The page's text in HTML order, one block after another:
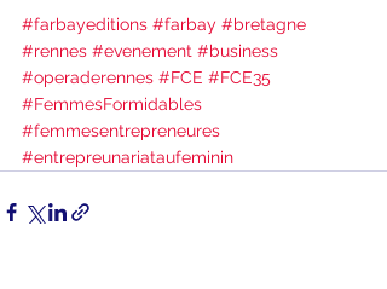
#farbayeditions #farbay #bretagne
#rennes #evenement #business
#operaderennes #FCE #FCE35
#FemmesFormidables
#femmesentrepreneures
#entrepreunariataufeminin